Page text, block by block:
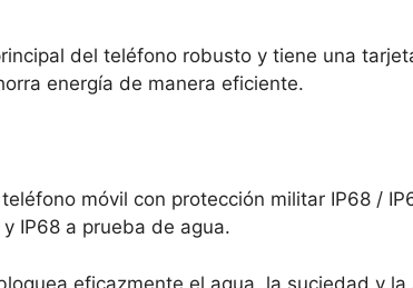
del teléfono robusto y tiene una
energía de manera eficiente.
móvil con protección militar IP68 /
IP68 a prueba de agua.
eficazmente el agua, la suciedad y